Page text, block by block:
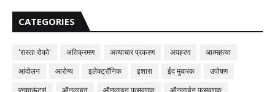
CATEGORIES
'रास्ता रोको' अतिक्रमण अत्याचार प्रकरण अपहरण
आत्महत्या
आंदोलन
आरोग्य इलेक्ट्रॉनिक इशारा ईद मुबारक
उपोषण